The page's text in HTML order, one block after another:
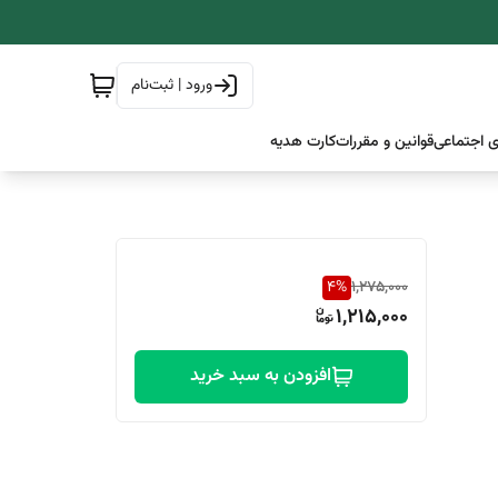
ورود | ثبت‌نام
اجتماعیقوانین و مقرراتکارت هدیه
1,275,000
4%
1,215,000
افزودن به سبد خرید